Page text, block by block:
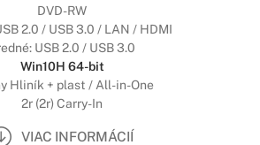
DVD-RW
2.0 / USB 3.0 / LAN / HDMI
USB 2.0 / USB 3.0
Win10H 64-bit
Hliník + plast / All-in-One
2r (2r) Carry-In
VIAC INFORMÁCIÍ